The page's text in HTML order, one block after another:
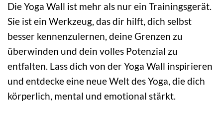
Die Yoga Wall ist mehr als nur ein Trainingsgerät.
Sie ist ein Werkzeug, das dir hilft, dich selbst
besser kennenzulernen, deine Grenzen zu
überwinden und dein volles Potenzial zu
entfalten. Lass dich von der Yoga Wall inspirieren
und entdecke eine neue Welt des Yoga, die dich
körperlich, mental und emotional stärkt.